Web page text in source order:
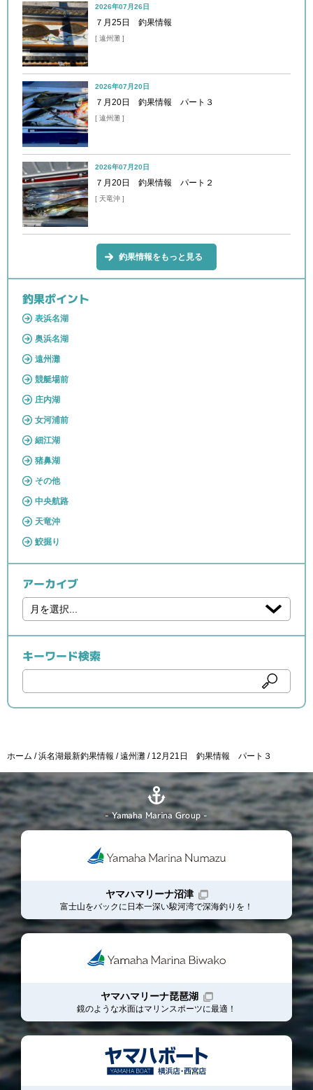
2026年07月26日
７月25日 釣果情報
[ 遠州灘 ]
2026年07月20日
７月20日 釣果情報 パート３
[ 遠州灘 ]
2026年07月20日
７月20日 釣果情報 パート２
[ 天竜沖 ]
釣果情報をもっと見る
釣果ポイント
表浜名湖
奥浜名湖
遠州灘
競艇場前
庄内湖
女河浦前
細江湖
猪鼻湖
その他
中央航路
天竜沖
鮫掘り
アーカイブ
キーワード検索
ホーム 浜名湖最新釣果情報 遠州灘 12月21日 釣果情報 パート３
- Yamaha Marina Group -
ヤマハマリーナ沼津
富士山をバックに日本一深い駿河湾で深海釣りを！
ヤマハマリーナ琵琶湖
鏡のような水面はマリンスポーツに最適！